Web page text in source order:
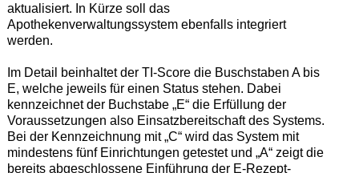
aktualisiert. In Kürze soll das
Apothekenverwaltungssystem ebenfalls integriert
werden.
Im Detail beinhaltet der TI-Score die Buschstaben A bis
E, welche jeweils für einen Status stehen. Dabei
kennzeichnet der Buchstabe „E“ die Erfüllung der
Voraussetzungen also Einsatzbereitschaft des Systems.
Bei der Kennzeichnung mit „C“ wird das System mit
mindestens fünf Einrichtungen getestet und „A“ zeigt die
bereits abgeschlossene Einführung der E-Rezept-